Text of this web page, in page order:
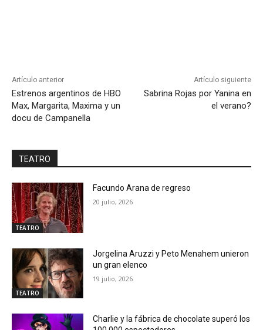
Artículo anterior
Estrenos argentinos de HBO
Max, Margarita, Maxima y un
docu de Campanella
Artículo siguiente
Sabrina Rojas por Yanina en
el verano?
TEATRO
TEATRO
Facundo Arana de regreso
20 julio, 2026
TEATRO
Jorgelina Aruzzi y Peto Menahem unieron
un gran elenco
19 julio, 2026
Charlie y la fábrica de chocolate superó los